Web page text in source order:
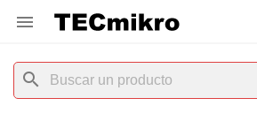

search